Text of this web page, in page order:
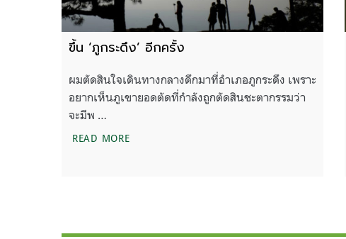
ขึ้น ‘ภูกระดึง’ อีกครั้ง
ผมตัดสินใจเดินทางกลางดึกมาที่อำเภอภูกระดึง เพราะ
อยากเห็นภูเขายอดตัดที่กำลังถูกตัดสินชะตากรรมว่า
จะมีพ …
READ MOREขึ้น ‘ภูกระดึง’ อีกครั้ง